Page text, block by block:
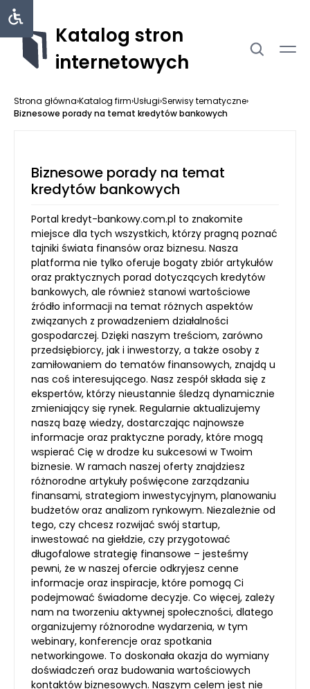
Katalog stron
internetowych
Strona główna›Katalog firm›Usługi›Serwisy tematyczne›
Biznesowe porady na temat kredytów bankowych
Biznesowe porady na temat
kredytów bankowych
Portal kredyt-bankowy.com.pl to znakomite
miejsce dla tych wszystkich, którzy pragną poznać
tajniki świata finansów oraz biznesu. Nasza
platforma nie tylko oferuje bogaty zbiór artykułów
oraz praktycznych porad dotyczących kredytów
bankowych, ale również stanowi wartościowe
źródło informacji na temat różnych aspektów
związanych z prowadzeniem działalności
gospodarczej. Dzięki naszym treściom, zarówno
przedsiębiorcy, jak i inwestorzy, a także osoby z
zamiłowaniem do tematów finansowych, znajdą u
nas coś interesującego. Nasz zespół składa się z
ekspertów, którzy nieustannie śledzą dynamicznie
zmieniający się rynek. Regularnie aktualizujemy
naszą bazę wiedzy, dostarczając najnowsze
informacje oraz praktyczne porady, które mogą
wspierać Cię w drodze ku sukcesowi w Twoim
biznesie. W ramach naszej oferty znajdziesz
różnorodne artykuły poświęcone zarządzaniu
finansami, strategiom inwestycyjnym, planowaniu
budżetów oraz analizom rynkowym. Niezależnie od
tego, czy chcesz rozwijać swój startup,
inwestować na giełdzie, czy przygotować
długofalowe strategię finansowe – jesteśmy
pewni, że w naszej ofercie odkryjesz cenne
informacje oraz inspiracje, które pomogą Ci
podejmować świadome decyzje. Co więcej, zależy
nam na tworzeniu aktywnej społeczności, dlatego
organizujemy różnorodne wydarzenia, w tym
webinary, konferencje oraz spotkania
networkingowe. To doskonała okazja do wymiany
doświadczeń oraz budowania wartościowych
kontaktów biznesowych. Naszym celem jest nie